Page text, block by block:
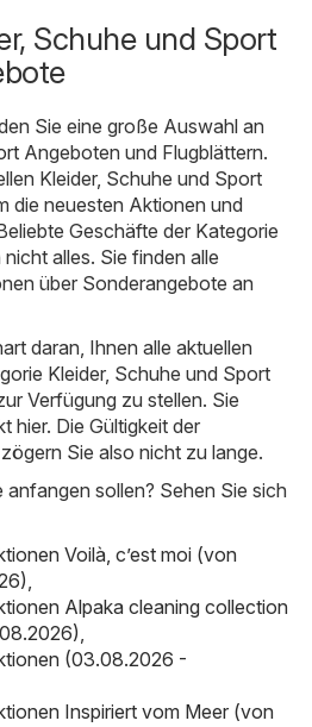
Schuhe und Sport
Sie eine große Auswahl an
Angeboten und Flugblättern.
Kleider, Schuhe und Sport
die neuesten Aktionen und
Geschäfte der Kategorie
alles. Sie finden alle
über Sonderangebote an
daran, Ihnen alle aktuellen
Kleider, Schuhe und Sport
Verfügung zu stellen. Sie
hier. Die Gültigkeit der
Sie also nicht zu lange.
sollen? Sehen Sie sich
Voilà, c’est moi (von
,
Alpaka cleaning collection
,
(03.08.2026 -
Inspiriert vom Meer (von